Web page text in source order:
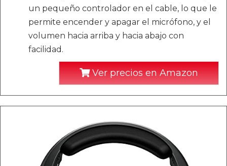
un pequeño controlador en el cable, lo que le
permite encender y apagar el micrófono, y el
volumen hacia arriba y hacia abajo con
facilidad.
Ver precios en Amazon